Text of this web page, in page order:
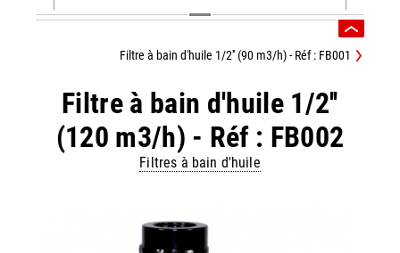
Filtre à bain d'huile 1/2''
(120 m3/h) - Réf : FB002
Filtres à bain d'huile
Filtre à bain d'huile 1/2'' (90 m3/h) - Réf : FB001